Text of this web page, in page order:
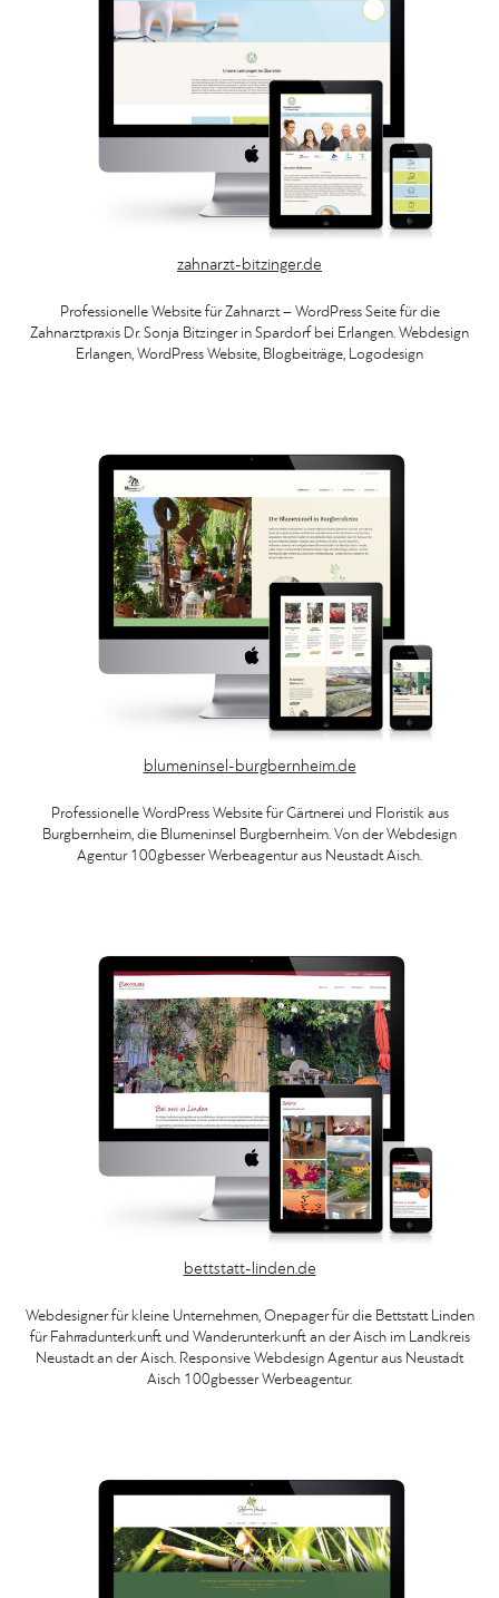
zahnarzt-bitzinger.de
Professionelle Website für Zahnarzt – WordPress Seite für die
Zahnarztpraxis Dr. Sonja Bitzinger in Spardorf bei Erlangen. Webdesign
Erlangen, WordPress Website, Blogbeiträge, Logodesign
blumeninsel-burgbernheim.de
Professionelle WordPress Website für Gärtnerei und Floristik aus
Burgbernheim, die Blumeninsel Burgbernheim. Von der Webdesign
Agentur 100gbesser Werbeagentur aus Neustadt Aisch.
bettstatt-linden.de
Webdesigner für kleine Unternehmen, Onepager für die Bettstatt Linden
für Fahrradunterkunft und Wanderunterkunft an der Aisch im Landkreis
Neustadt an der Aisch. Responsive Webdesign Agentur aus Neustadt
Aisch 100gbesser Werbeagentur.